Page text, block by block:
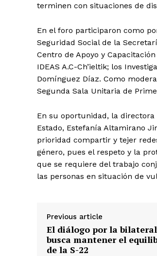
terminen con situaciones de
En el foro participaron como
Seguridad Social de la
Centro de Apoyo y
IDEAS A.C-Ch’ieltik; los
Domínguez Díaz. Como
Segunda Sala Unitaria de
En su oportunidad, la
Estado, Estefanía Altamirano
prioridad compartir y tejer
género, pues el respeto y la
que se requiere del trabajo
las personas en situación de
Previous article
El diálogo por la
busca mantener el
de la S-22